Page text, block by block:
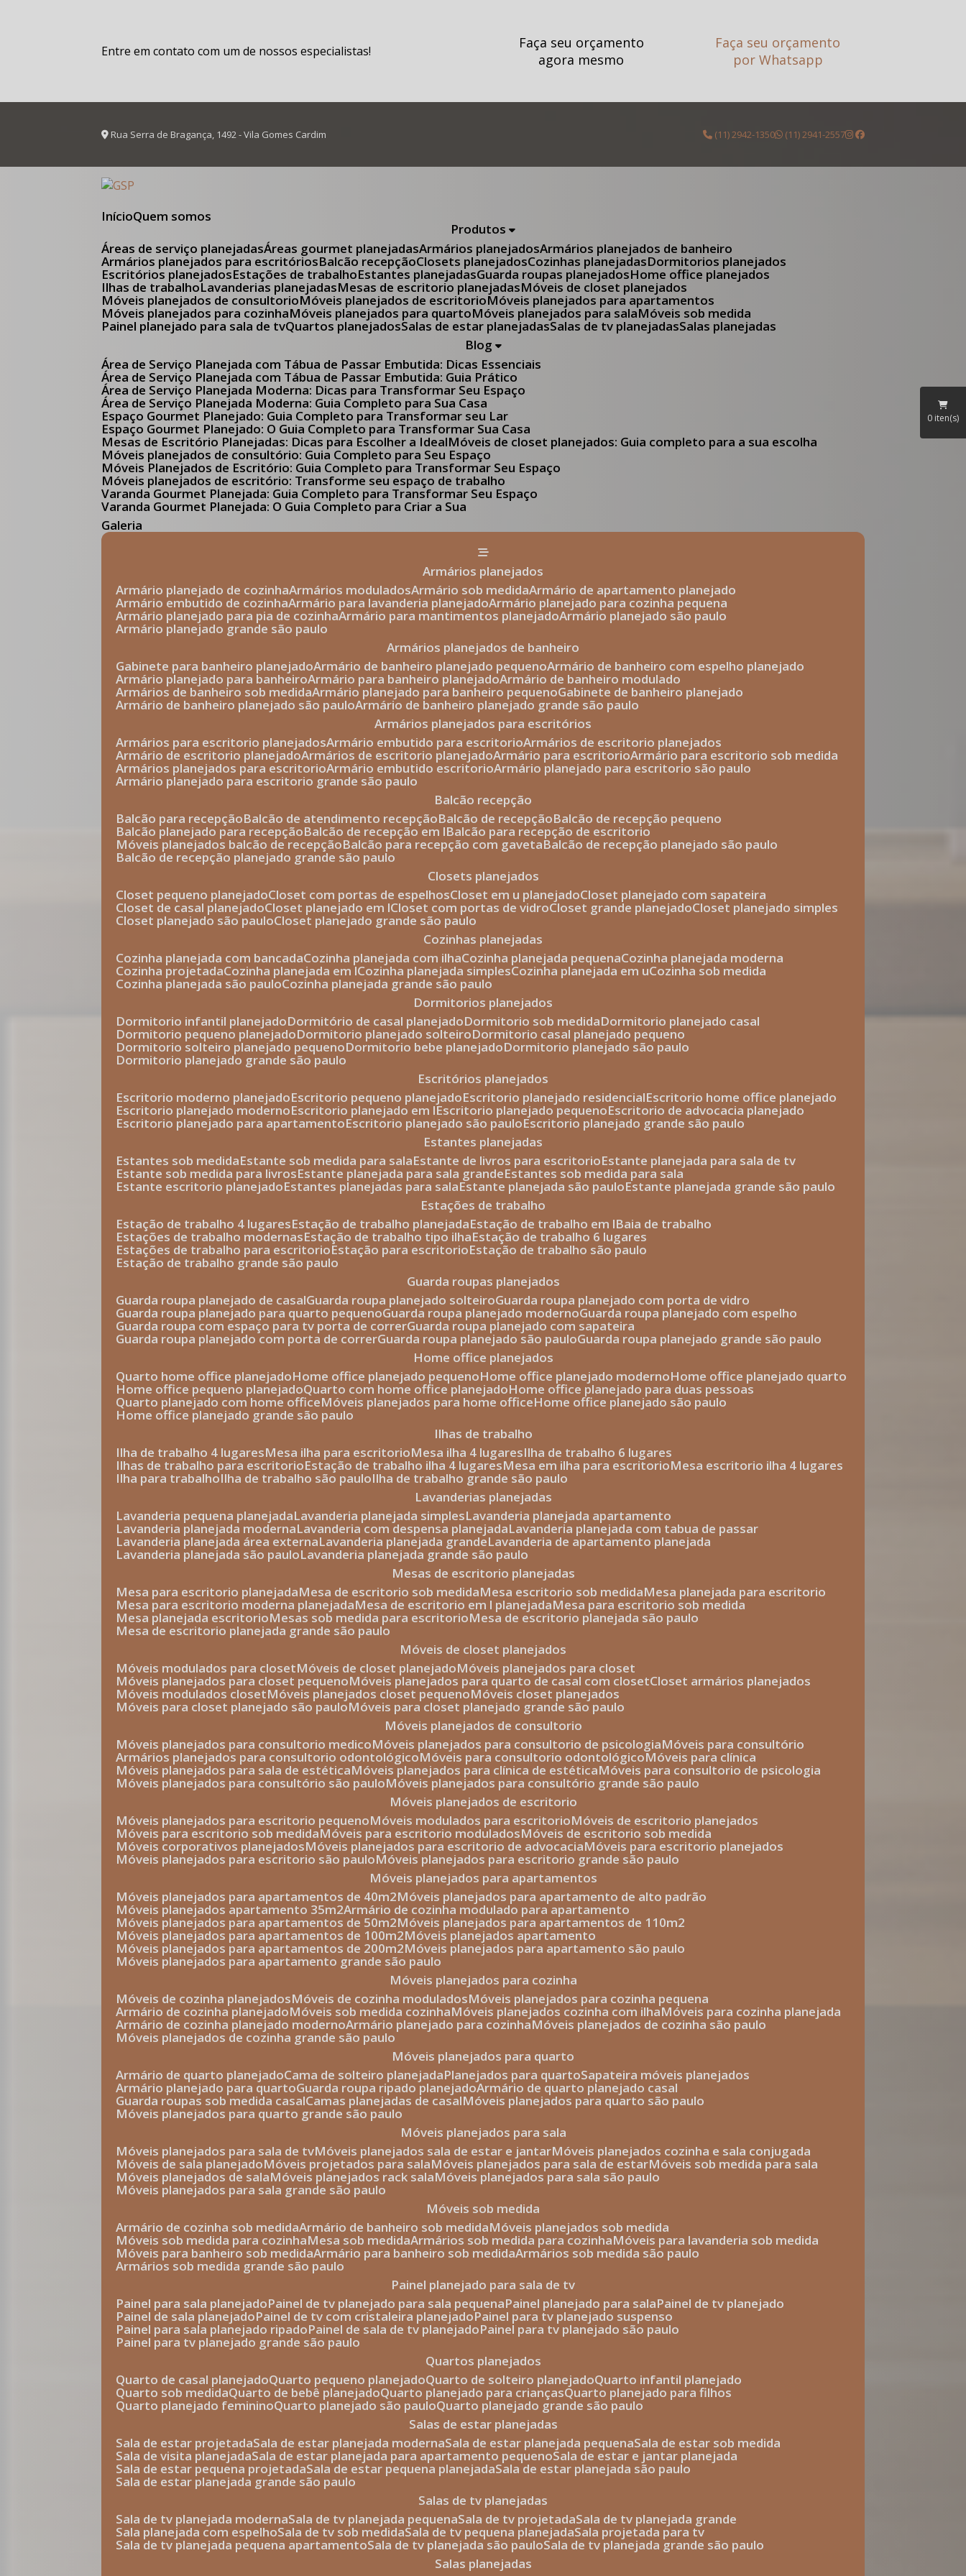
Entre em contato com um de nossos especialistas!
Faça seu orçamento
agora mesmo
Faça seu orçamento
por Whatsapp
Rua Serra de Bragança, 1492 - Vila Gomes Cardim (11) 2942-1350 (11) 2941-2557
Início Quem somos
Produtos
Áreas de serviço planejadas Áreas gourmet planejadas Armários planejados Armários planejados de banheiro
Armários planejados para escritórios Balcão recepção Closets planejados Cozinhas planejadas Dormitorios planejados
Escritórios planejados Estações de trabalho Estantes planejadas Guarda roupas planejados Home office planejados
Ilhas de trabalho Lavanderias planejadas Mesas de escritorio planejadas Móveis de closet planejados
Móveis planejados de consultorio Móveis planejados de escritorio Móveis planejados para apartamentos
Móveis planejados para cozinha Móveis planejados para quarto Móveis planejados para sala Móveis sob medida
Painel planejado para sala de tv Quartos planejados Salas de estar planejadas Salas de tv planejadas Salas planejadas
Blog
Área de Serviço Planejada com Tábua de Passar Embutida: Dicas Essenciais
Área de Serviço Planejada com Tábua de Passar Embutida: Guia Prático
Área de Serviço Planejada Moderna: Dicas para Transformar Seu Espaço
Área de Serviço Planejada Moderna: Guia Completo para Sua Casa
Espaço Gourmet Planejado: Guia Completo para Transformar seu Lar
Espaço Gourmet Planejado: O Guia Completo para Transformar Sua Casa
Mesas de Escritório Planejadas: Dicas para Escolher a Ideal Móveis de closet planejados: Guia completo para a sua escolha
Móveis planejados de consultório: Guia Completo para Seu Espaço
Móveis Planejados de Escritório: Guia Completo para Transformar Seu Espaço
Móveis planejados de escritório: Transforme seu espaço de trabalho
Varanda Gourmet Planejada: Guia Completo para Transformar Seu Espaço
Varanda Gourmet Planejada: O Guia Completo para Criar a Sua
Galeria
armários planejados
armário planejado de cozinha armários modulados armário sob medida armário de apartamento planejado
armário embutido de cozinha armário para lavanderia planejado armário planejado para cozinha pequena
armário planejado para pia de cozinha armário para mantimentos planejado armário planejado são paulo
armário planejado grande são paulo
armários planejados de banheiro
gabinete para banheiro planejado armário de banheiro planejado pequeno armário de banheiro com espelho planejado
armário planejado para banheiro armário para banheiro planejado armário de banheiro modulado
armários de banheiro sob medida armário planejado para banheiro pequeno gabinete de banheiro planejado
armário de banheiro planejado são paulo armário de banheiro planejado grande são paulo
armários planejados para escritórios
armários para escritorio planejados armário embutido para escritorio armários de escritorio planejados
armário de escritorio planejado armários de escritorio planejado armário para escritorio armário para escritorio sob medida
armários planejados para escritorio armário embutido escritorio armário planejado para escritorio são paulo
armário planejado para escritorio grande são paulo
balcão recepção
balcão para recepção
balcão de atendimento recepção balcão de recepção balcão de recepção pequeno
balcão planejado para recepção balcão de recepção em l balcão para recepção de escritorio
móveis planejados balcão de recepção balcão para recepção com gaveta balcão de recepção planejado são paulo
balcão de recepção planejado grande são paulo
closets planejados
closet pequeno planejado closet com portas de espelhos closet em u planejado closet planejado com sapateira
closet de casal planejado closet planejado em l closet com portas de vidro closet grande planejado closet planejado simples
closet planejado são paulo closet planejado grande são paulo
cozinhas planejadas
cozinha planejada com bancada cozinha planejada com ilha cozinha planejada pequena cozinha planejada moderna
cozinha projetada cozinha planejada em l cozinha planejada simples cozinha planejada em u cozinha sob medida
cozinha planejada são paulo cozinha planejada grande são paulo
dormitorios planejados
dormitorio infantil planejado
dormitório de casal planejado dormitorio sob medida dormitorio planejado casal
dormitorio pequeno planejado dormitorio planejado solteiro dormitorio casal planejado pequeno
dormitorio solteiro planejado pequeno dormitorio bebe planejado dormitorio planejado são paulo
dormitorio planejado grande são paulo
escritórios planejados
escritorio moderno planejado escritorio pequeno planejado escritorio planejado residencial escritorio home office planejado
escritorio planejado moderno escritorio planejado em l escritorio planejado pequeno escritorio de advocacia planejado
escritorio planejado para apartamento escritorio planejado são paulo escritorio planejado grande são paulo
estantes planejadas
estantes sob medida estante sob medida para sala estante de livros para escritorio estante planejada para sala de tv
estante sob medida para livros estante planejada para sala grande estantes sob medida para sala
estante escritorio planejado estantes planejadas para sala estante planejada são paulo estante planejada grande são paulo
estações de trabalho
estação de trabalho 4 lugares estação de trabalho planejada estação de trabalho em l baia de trabalho
estações de trabalho modernas estação de trabalho tipo ilha estação de trabalho 6 lugares
estações de trabalho para escritorio estação para escritorio estação de trabalho são paulo
estação de trabalho grande são paulo
guarda roupas planejados
guarda roupa planejado de casal
guarda roupa planejado solteiro guarda roupa planejado com porta de vidro
guarda roupa planejado para quarto pequeno guarda roupa planejado moderno guarda roupa planejado com espelho
guarda roupa com espaço para tv porta de correr guarda roupa planejado com sapateira
guarda roupa planejado com porta de correr guarda roupa planejado são paulo
guarda roupa planejado grande são paulo
home office planejados
quarto home office planejado
home office planejado pequeno home office planejado moderno home office planejado quarto
home office pequeno planejado quarto com home office planejado home office planejado para duas pessoas
quarto planejado com home office móveis planejados para home office home office planejado são paulo
home office planejado grande são paulo
ilhas de trabalho
ilha de trabalho 4 lugares
mesa ilha para escritorio mesa ilha 4 lugares ilha de trabalho 6 lugares
ilhas de trabalho para escritorio estação de trabalho ilha 4 lugares mesa em ilha para escritorio mesa escritorio ilha 4 lugares
ilha para trabalho ilha de trabalho são paulo ilha de trabalho grande são paulo
lavanderias planejadas
lavanderia pequena planejada lavanderia planejada simples lavanderia planejada apartamento
lavanderia planejada moderna lavanderia com despensa planejada lavanderia planejada com tabua de passar
lavanderia planejada área externa lavanderia planejada grande lavanderia de apartamento planejada
lavanderia planejada são paulo lavanderia planejada grande são paulo
mesas de escritorio planejadas
mesa para escritorio planejada
mesa de escritorio sob medida mesa escritorio sob medida mesa planejada para escritorio
mesa para escritorio moderna planejada mesa de escritorio em l planejada mesa para escritorio sob medida
mesa planejada escritorio mesas sob medida para escritorio mesa de escritorio planejada são paulo
mesa de escritorio planejada grande são paulo
móveis de closet planejados
móveis modulados para closet
móveis de closet planejado móveis planejados para closet
móveis planejados para closet pequeno móveis planejados para quarto de casal com closet closet armários planejados
móveis modulados closet móveis planejados closet pequeno móveis closet planejados
móveis para closet planejado são paulo
móveis para closet planejado grande são paulo
móveis planejados de consultorio
móveis planejados para consultorio medico
móveis planejados para consultorio de psicologia móveis para consultório
armários planejados para consultorio odontológico móveis para consultorio odontológico móveis para clínica
móveis planejados para sala de estética móveis planejados para clínica de estética móveis para consultorio de psicologia
móveis planejados para consultório são paulo
móveis planejados para consultório grande são paulo
móveis planejados de escritorio
móveis planejados para escritorio pequeno
móveis modulados para escritorio móveis de escritorio planejados
móveis para escritorio sob medida móveis para escritorio modulados móveis de escritorio sob medida
móveis corporativos planejados móveis planejados para escritorio de advocacia móveis para escritorio planejados
móveis planejados para escritorio são paulo
móveis planejados para escritorio grande são paulo
móveis planejados para apartamentos
móveis planejados para apartamentos de 40m2
móveis planejados para apartamento de alto padrão
móveis planejados apartamento 35m2 armário de cozinha modulado para apartamento
móveis planejados para apartamentos de 50m2 móveis planejados para apartamentos de 110m2
móveis planejados para apartamentos de 100m2 móveis planejados apartamento
móveis planejados para apartamentos de 200m2 móveis planejados para apartamento são paulo
móveis planejados para apartamento grande são paulo
móveis planejados para cozinha
móveis de cozinha planejados
móveis de cozinha modulados móveis planejados para cozinha pequena
armário de cozinha planejado móveis sob medida cozinha móveis planejados cozinha com ilha móveis para cozinha planejada
armário de cozinha planejado moderno armário planejado para cozinha móveis planejados de cozinha são paulo
móveis planejados de cozinha grande são paulo
móveis planejados para quarto
armário de quarto planejado cama de solteiro planejada planejados para quarto sapateira móveis planejados
armário planejado para quarto guarda roupa ripado planejado armário de quarto planejado casal
guarda roupas sob medida casal camas planejadas de casal móveis planejados para quarto são paulo
móveis planejados para quarto grande são paulo
móveis planejados para sala
móveis planejados para sala de tv
móveis planejados sala de estar e jantar móveis planejados cozinha e sala conjugada
móveis de sala planejado móveis projetados para sala móveis planejados para sala de estar móveis sob medida para sala
móveis planejados de sala móveis planejados rack sala móveis planejados para sala são paulo
móveis planejados para sala grande são paulo
móveis sob medida
armário de cozinha sob medida armário de banheiro sob medida móveis planejados sob medida
móveis sob medida para cozinha mesa sob medida armários sob medida para cozinha móveis para lavanderia sob medida
móveis para banheiro sob medida armário para banheiro sob medida armários sob medida são paulo
armários sob medida grande são paulo
painel planejado para sala de tv
painel para sala planejado painel de tv planejado para sala pequena painel planejado para sala painel de tv planejado
painel de sala planejado painel de tv com cristaleira planejado painel para tv planejado suspenso
painel para sala planejado ripado painel de sala de tv planejado painel para tv planejado são paulo
painel para tv planejado grande são paulo
quartos planejados
quarto de casal planejado
quarto pequeno planejado quarto de solteiro planejado quarto infantil planejado
quarto sob medida quarto de bebê planejado quarto planejado para crianças quarto planejado para filhos
quarto planejado feminino quarto planejado são paulo
quarto planejado grande são paulo
salas de estar planejadas
sala de estar projetada sala de estar planejada moderna sala de estar planejada pequena sala de estar sob medida
sala de visita planejada sala de estar planejada para apartamento pequeno sala de estar e jantar planejada
sala de estar pequena projetada sala de estar pequena planejada sala de estar planejada são paulo
sala de estar planejada grande são paulo
salas de tv planejadas
sala de tv planejada moderna sala de tv planejada pequena sala de tv projetada sala de tv planejada grande
sala planejada com espelho sala de tv sob medida sala de tv pequena planejada sala projetada para tv
sala de tv planejada pequena apartamento sala de tv planejada são paulo sala de tv planejada grande são paulo
salas planejadas
0 iten(s)